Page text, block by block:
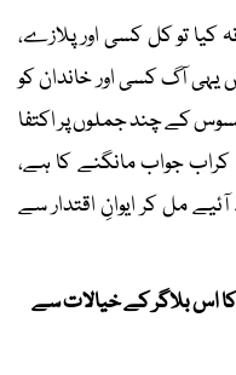
کیا تو کل کسی اور پلازے،
یہی آگ کسی اور خاندان کو
کے چند جملوں پر اکتفا
جواب مانگنے کا ہے،
مل کر ایوانِ اقتدار سے
اس بلاگر کے خیالات سے